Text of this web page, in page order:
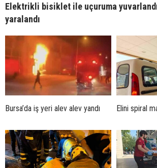
Elektrikli bisiklet ile uçuruma
yaralandı
Bursa’da iş yeri alev alev yandı Elini spiral